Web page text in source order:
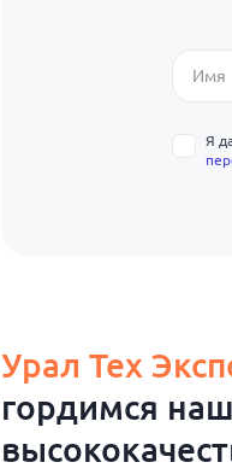
Я
Урал Тех
гордимся